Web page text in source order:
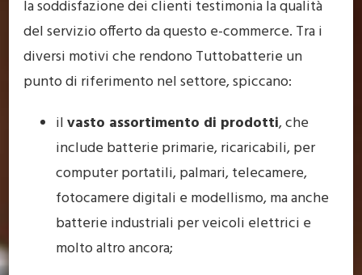
la soddisfazione dei clienti testimonia la qualità
del servizio offerto da questo e-commerce. Tra i
diversi motivi che rendono Tuttobatterie un
punto di riferimento nel settore, spiccano:
ilvasto assortimento di prodotti, che
include batterie primarie, ricaricabili, per
computer portatili, palmari, telecamere,
fotocamere digitali e modellismo, ma anche
batterie industriali per veicoli elettrici e
molto altro ancora;